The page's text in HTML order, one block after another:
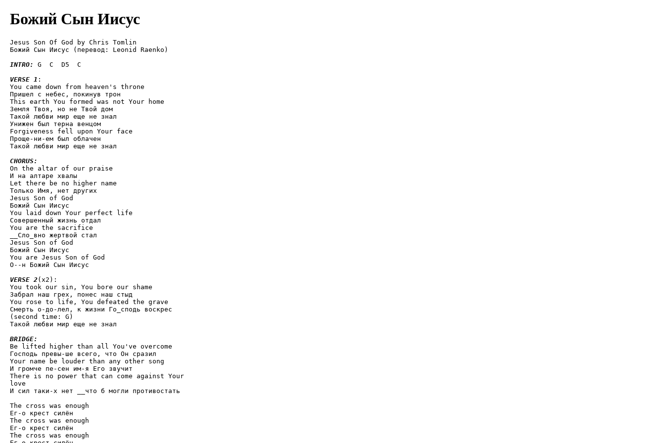
Божий Сын Иисус
Jesus Son Of God by Chris Tomlin
Божий Сын Иисус (перевод: Leonid Raenko)
INTRO:
G  C  D5  C
VERSE 1 :
You came down from heaven's throne
Пришел с небес, покинув трон
This earth You formed was not Your home
Земля Твоя, но не Твой дом
Такой любви мир еще не знал
Унижен был терна венцом
Forgiveness fell upon Your face
Проще-ни-ем был облачен
Такой любви мир еще не знал
CHORUS:
On the altar of our praise
И на алтаре хвалы
Let there be no higher name
Только Имя, нет других
Jesus Son of God
Божий Сын Иисус
You laid down Your perfect life
Совершенный жизнь отдал
You are the sacrifice
__Сло_вно жертвой стал
Jesus Son of God
Божий Сын Иисус
You are Jesus Son of God
О--н Божий Сын Иисус
VERSE 2(x2):
You took our sin, You bore our shame
Забрал наш грех, понес наш стыд
You rose to life, You defeated the grave
Смерть о-до-лел, к жизни Го_сподь воскрес
(second time: G)
Такой любви мир еще не знал
BRIDGE:
Be lifted higher than all You've overcome
Господь превы-ше всего, что Он сразил
Your name be louder than any other song
И громче пе-сен им-я Его звучит
There is no power that can come against Your
love
И сил таки-х нет __что б могли противостать
The cross was enough
Ег-о крест силён
The cross was enough
Ег-о крест силён
The cross was enough